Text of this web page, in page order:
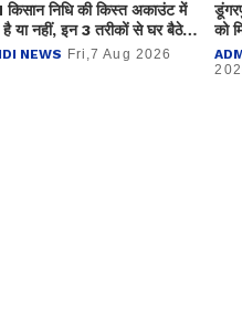
किसान निधि की किस्त अकाउंट में
या नहीं, इन 3 तरीकों से घर बैठे
करें चेक ?
NEWS Fri,7 Aug 2026
को
01